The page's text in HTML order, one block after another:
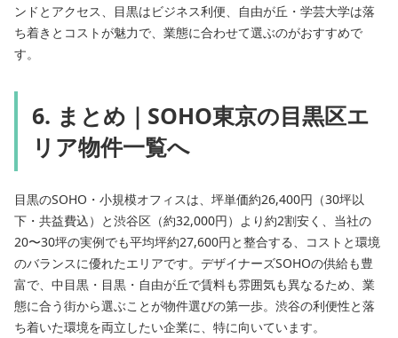
ンドとアクセス、目黒はビジネス利便、自由が丘・学芸大学は落
ち着きとコストが魅力で、業態に合わせて選ぶのがおすすめで
す。
6. まとめ｜SOHO東京の目黒区エ
リア物件一覧へ
目黒のSOHO・小規模オフィスは、坪単価約26,400円（30坪以
下・共益費込）と渋谷区（約32,000円）より約2割安く、当社の
20〜30坪の実例でも平均坪約27,600円と整合する、コストと環境
のバランスに優れたエリアです。デザイナーズSOHOの供給も豊
富で、中目黒・目黒・自由が丘で賃料も雰囲気も異なるため、業
態に合う街から選ぶことが物件選びの第一歩。渋谷の利便性と落
ち着いた環境を両立したい企業に、特に向いています。